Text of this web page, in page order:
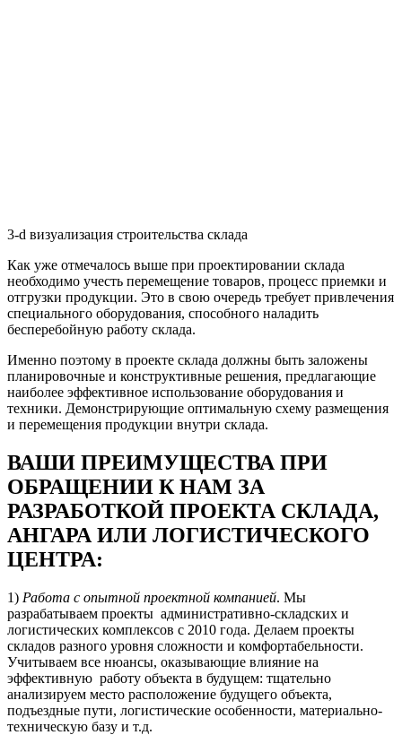
3-d визуализация строительства склада
Как уже отмечалось выше при проектировании склада
необходимо учесть перемещение товаров, процесс приемки и
отгрузки продукции. Это в свою очередь требует привлечения
специального оборудования, способного наладить
бесперебойную работу склада.
Именно поэтому в проекте склада должны быть заложены
планировочные и конструктивные решения, предлагающие
наиболее эффективное использование оборудования и
техники. Демонстрирующие оптимальную схему размещения
и перемещения продукции внутри склада.
ВАШИ ПРЕИМУЩЕСТВА ПРИ
ОБРАЩЕНИИ К НАМ ЗА
РАЗРАБОТКОЙ ПРОЕКТА СКЛАДА,
АНГАРА ИЛИ ЛОГИСТИЧЕСКОГО
ЦЕНТРА:
1) Работа с опытной проектной компанией. Мы
разрабатываем проекты административно-складских и
логистических комплексов с 2010 года. Делаем проекты
складов разного уровня сложности и комфортабельности.
Учитываем все нюансы, оказывающие влияние на
эффективную работу объекта в будущем: тщательно
анализируем место расположение будущего объекта,
подъездные пути, логистические особенности, материально-
техническую базу и т.д.